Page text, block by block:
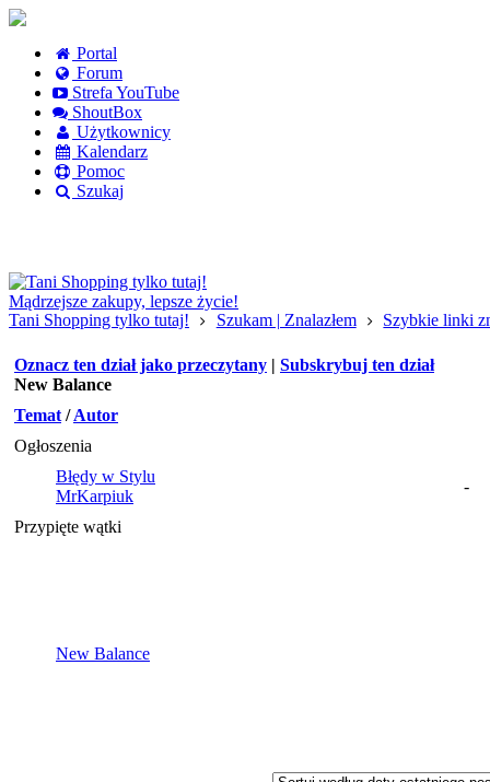
Portal
Forum
Strefa YouTube
ShoutBox
Użytkownicy
Kalendarz
Pomoc
Szukaj
Mądrzejsze zakupy, lepsze życie!
Tani Shopping tylko tutaj!
Szukam | Znalazłem Szybkie linki
Oznacz ten dział jako przeczytany | Subskrybuj ten dział
New Balance
Temat /Autor
Ogłoszenia
Błędy w Stylu
MrKarpiuk
-
Przypięte wątki
New Balance